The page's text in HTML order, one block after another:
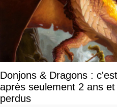
Donjons & Dragons :
après seulement 2 ans
perdus